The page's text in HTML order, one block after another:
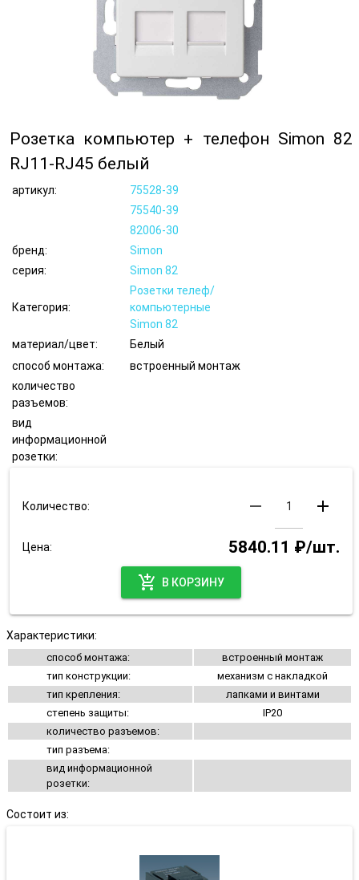
Розетка компьютер + телефон Simon 82
RJ11-RJ45 белый
артикул:
75528-39
75540-39
82006-30
бренд:
Simon
серия:
Simon 82
Категория:
Розетки телеф/
компьютерные
Simon 82
материал/цвет:
Белый
способ монтажа:
встроенный монтаж
количество
разъемов:
вид
информационной
розетки:
Количество: remove add
Цена:
5840.11 ₽/шт.
add_shopping_cart
В КОРЗИНУ
Характеристики:
способ монтажа:
встроенный монтаж
тип конструкции:
механизм с накладкой
тип крепления:
лапками и винтами
степень защиты:
IP20
количество разъемов:
тип разъема:
вид информационной
розетки:
Состоит из: